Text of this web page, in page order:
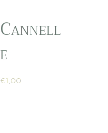
Cannell
e
€1,00